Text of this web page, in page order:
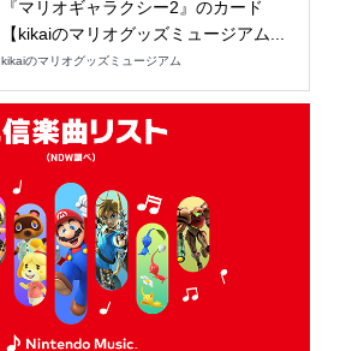
『マリオギャラクシー2』のカード
【kikaiのマリオグッズミュージアム...
kikaiのマリオグッズミュージアム